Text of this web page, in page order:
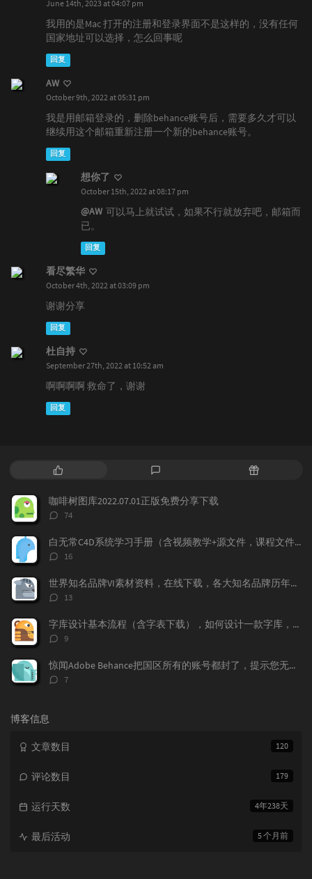
June 14th, 2023 at 04:07 pm
我用的是Mac 打开的注册和登录界面不是这样的，没有任何
国家地址可以选择，怎么回事呢
回复
AW
October 9th, 2022 at 05:31 pm
我是用邮箱登录的，删除behance账号后，需要多久才可以
继续用这个邮箱重新注册一个新的behance账号。
回复
想你了
October 15th, 2022 at 08:17 pm
@AW 可以马上就试试，如果不行就放弃吧，邮箱而
已。
回复
看尽繁华
October 4th, 2022 at 03:09 pm
谢谢分享
回复
杜自持
September 27th, 2022 at 10:52 am
啊啊啊啊 救命了，谢谢
回复
热
文
章
评
随
咖啡树图库2022.07.01正版免费分享下载
评
数：
74
白无常C4D系统学习手册（含视频教学+源文件，课程文件）免费下载学习
评
数：
16
世界知名品牌VI素材资料，在线下载，各大知名品牌历年的VI记录都存在这上面，
评
数：
13
字库设计基本流程（含字表下载），如何设计一款字库，字体标准流程，字表整理
评
数：
9
惊闻Adobe Behance把国区所有的账号都封了，提示您无权访问本产品，下面我来告诉大家如何做，找回你的作品！找回behance账号，恢复behance老账号数据。
评
7
博客信息
120
文章数目
179
评论数目
4年238天
运行天数
5 个月前
最后活动